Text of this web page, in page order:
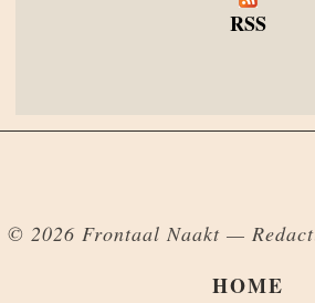
RSS
© 2026 Frontaal Naakt —
HOME